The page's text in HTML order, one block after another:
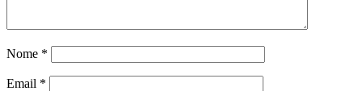
Nome *
Email *